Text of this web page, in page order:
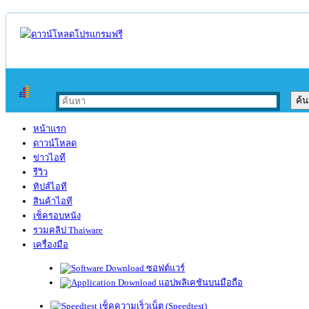
หน้าแรก
ดาวน์โหลด
ข่าวไอที
รีวิว
ทิปส์ไอที
สินค้าไอที
เช็ครอบหนัง
รวมคลิป Thaiware
เครื่องมือ
ซอฟต์แวร์
แอปพลิเคชันบนมือถือ
เช็คความเร็วเน็ต (Speedtest)